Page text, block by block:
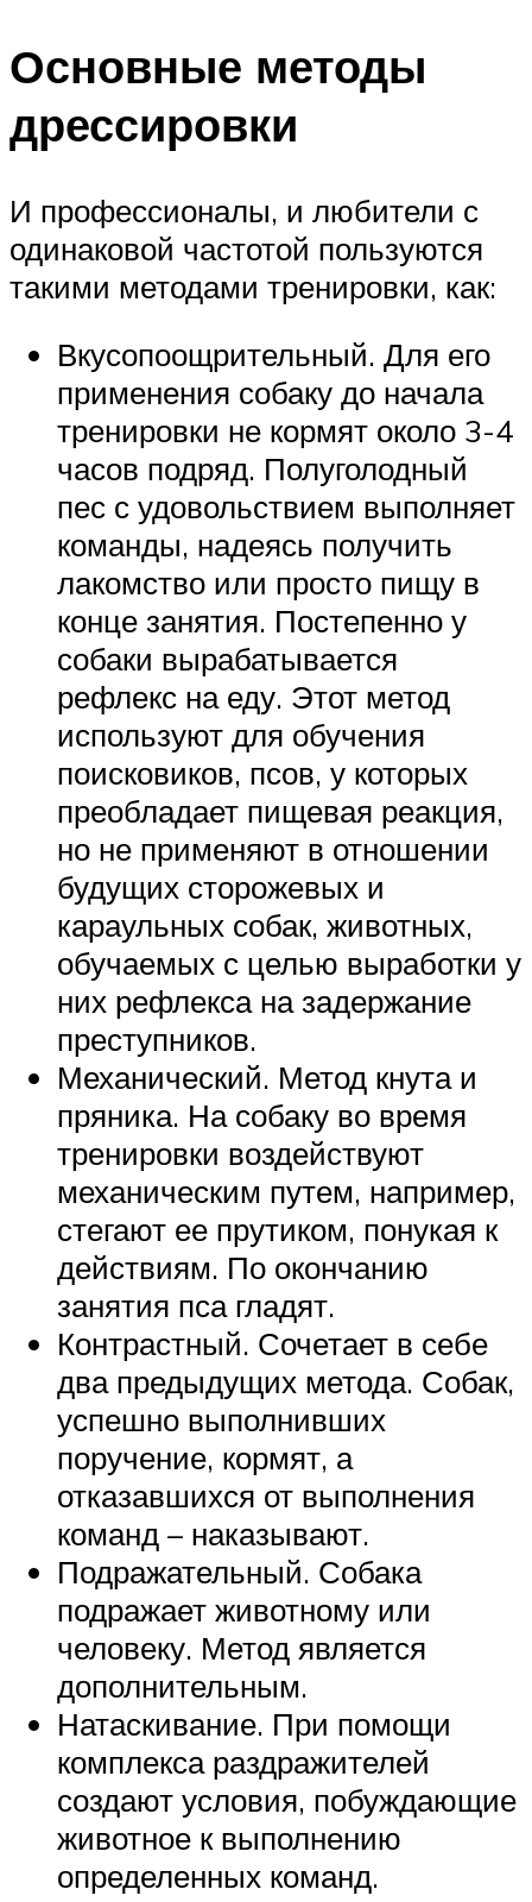
Основные методы
дрессировки
И профессионалы, и любители с
одинаковой частотой пользуются
такими методами тренировки, как:
Вкусопоощрительный. Для его
применения собаку до начала
тренировки не кормят около 3-4
часов подряд. Полуголодный
пес с удовольствием выполняет
команды, надеясь получить
лакомство или просто пищу в
конце занятия. Постепенно у
собаки вырабатывается
рефлекс на еду. Этот метод
используют для обучения
поисковиков, псов, у которых
преобладает пищевая реакция,
но не применяют в отношении
будущих сторожевых и
караульных собак, животных,
обучаемых с целью выработки у
них рефлекса на задержание
преступников.
Механический. Метод кнута и
пряника. На собаку во время
тренировки воздействуют
механическим путем, например,
стегают ее прутиком, понукая к
действиям. По окончанию
занятия пса гладят.
Контрастный. Сочетает в себе
два предыдущих метода. Собак,
успешно выполнивших
поручение, кормят, а
отказавшихся от выполнения
команд – наказывают.
Подражательный. Собака
подражает животному или
человеку. Метод является
дополнительным.
Натаскивание. При помощи
комплекса раздражителей
создают условия, побуждающие
животное к выполнению
определенных команд.